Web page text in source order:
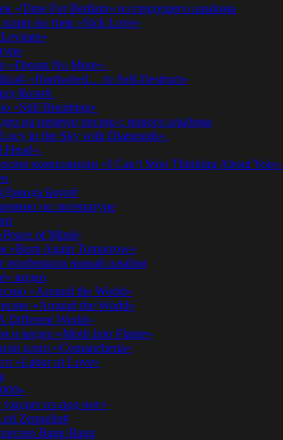
«Time For Bedlam» из грядущего альбома
на трек «Sick Love»
«Dream No More».
«Hardwired… to Self-Destruct»
Коэн#.
«Still Breathing»
на первую песню с нового альбома
in the Sky with Diamonds».
Head».
композиции «I Can’t Stop Thinking About You».
Боуи#
по литературе
of Mind»
«Born Again Tomorrow»
пообещали новый альбом
видео
«Around the World»
«Around the World»
Different World»
и видео «Moth Into Flame»
клип «Comancheria»
«Labor of Love»
из-под ног»
Zeppelin#
Bang Bang